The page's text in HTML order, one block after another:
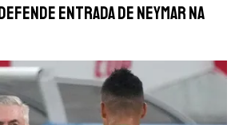
entrada de Neymar na